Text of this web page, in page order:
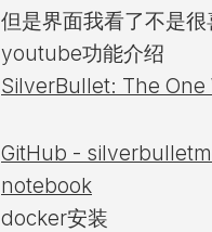
但是界面我看了不是很
youtube功能介绍
SilverBullet: The
GitHub -
notebook
docker安装